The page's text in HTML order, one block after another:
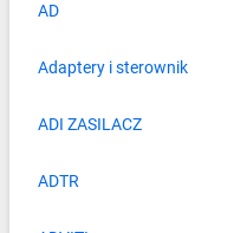
AD
Adaptery i sterownik
ADI ZASILACZ
ADTR